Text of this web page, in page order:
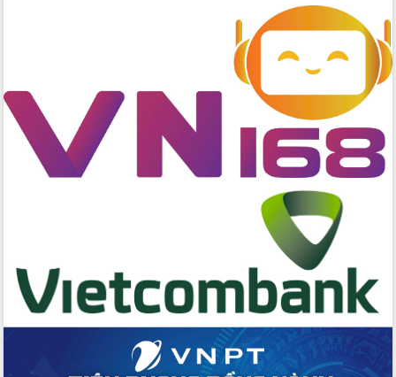
Tổ chức trang trọng Lễ hội Đền thờ
Lương Văn Chánh năm 2026
Phó Bí thư Tỉnh ủy Đắk Lắk Đỗ Hữu
Huy giữ chức Bí thư Đảng ủy Ủy Ban
Nhân dân tỉnh
Đánh giá, rút kinh nghiệm công tác tổ
chức diễn tập trước ngày bầu cử
Chương trình “Gặp gỡ hữu nghị –
Friendship Meeting New Year 2026”
Bầu cử Quốc hội và HĐND: Cử tri Đắk
Lắk gửi gắm niềm tin, kỳ vọng vào lá